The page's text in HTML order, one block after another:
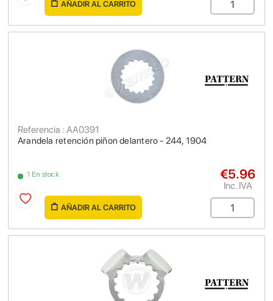
AÑADIR AL CARRITO
Arandela retención piñon delantero - 244, 1904
Referencia : AA0391
1 En stock €5.96
Inc. IVA
AÑADIR AL CARRITO